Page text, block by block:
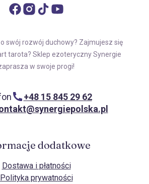
swój rozwój duchowy? Zajmujesz się
tarota? Sklep ezoteryczny Synergie
w swoje progi!
+48 15 845 29 62
dodatkowe
Dostawa i płatności
Polityka prywatności